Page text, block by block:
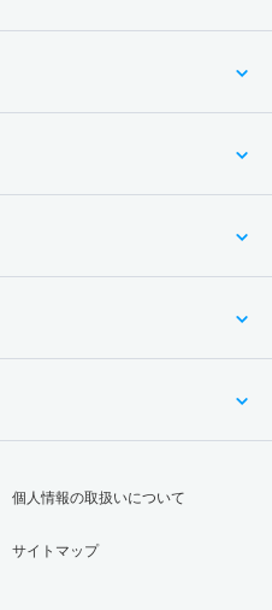
個人情報の取扱いについて
サイトマップ